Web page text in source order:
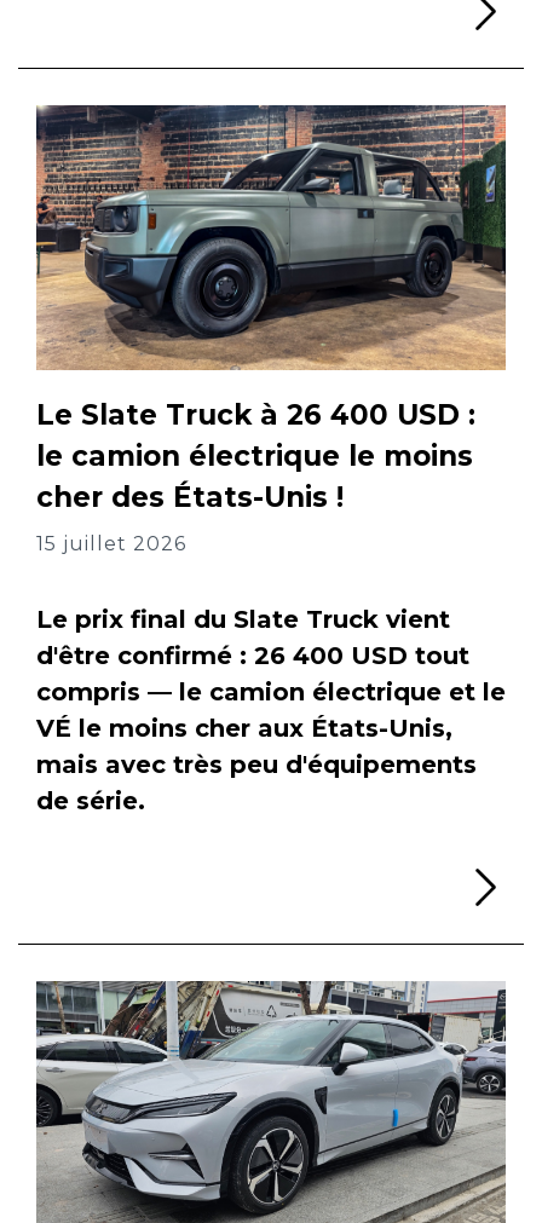
Le Slate Truck à 26 400 USD :
le camion électrique le moins
cher des États-Unis !
15 juillet 2026
Le prix final du Slate Truck vient
d'être confirmé : 26 400 USD tout
compris — le camion électrique et le
VÉ le moins cher aux États-Unis,
mais avec très peu d'équipements
de série.